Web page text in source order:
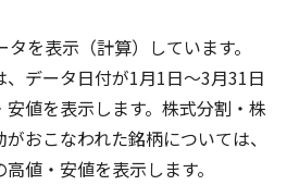
250
400
を表示（計算）しています。
データ日付が1月1日～3月31日
値を表示します。株式分割・株
おこなわれた銘柄については、
値・安値を表示します。